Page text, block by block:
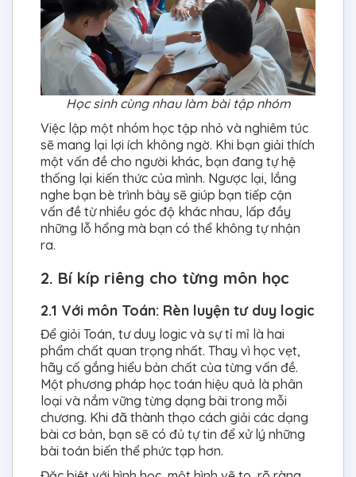
Học sinh cùng nhau làm bài tập nhóm
Việc lập một nhóm học tập nhỏ và nghiêm túc
sẽ mang lại lợi ích không ngờ. Khi bạn giải thích
một vấn đề cho người khác, bạn đang tự hệ
thống lại kiến thức của mình. Ngược lại, lắng
nghe bạn bè trình bày sẽ giúp bạn tiếp cận
vấn đề từ nhiều góc độ khác nhau, lấp đầy
những lỗ hổng mà bạn có thể không tự nhận
ra.
2. Bí kíp riêng cho từng môn học
2.1 Với môn Toán: Rèn luyện tư duy logic
Để giỏi Toán, tư duy logic và sự tỉ mỉ là hai
phẩm chất quan trọng nhất. Thay vì học vẹt,
hãy cố gắng hiểu bản chất của từng vấn đề.
Một phương pháp học toán hiệu quả là phân
loại và nắm vững từng dạng bài trong mỗi
chương. Khi đã thành thạo cách giải các dạng
bài cơ bản, bạn sẽ có đủ tự tin để xử lý những
bài toán biến thể phức tạp hơn.